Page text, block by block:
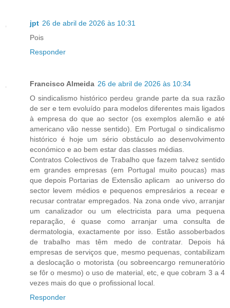
jpt 26 de abril de 2026 às 10:31
Pois
Responder
Francisco Almeida 26 de abril de 2026 às 10:34
O sindicalismo histórico perdeu grande parte da sua razão
de ser e tem evoluído para modelos diferentes mais ligados
à empresa do que ao sector (os exemplos alemão e até
americano vão nesse sentido). Em Portugal o sindicalismo
histórico é hoje um sério obstáculo ao desenvolvimento
económico e ao bem estar das classes médias.
Contratos Colectivos de Trabalho que fazem talvez sentido
em grandes empresas (em Portugal muito poucas) mas
que depois Portarias de Extensão aplicam ao universo do
sector levem médios e pequenos empresários a recear e
recusar contratar empregados. Na zona onde vivo, arranjar
um canalizador ou um electricista para uma pequena
reparação, é quase como arranjar uma consulta de
dermatologia, exactamente por isso. Estão assoberbados
de trabalho mas têm medo de contratar. Depois há
empresas de serviços que, mesmo pequenas, contabilizam
a deslocação o motorista (ou sobreencargo remuneratório
se fôr o mesmo) o uso de material, etc, e que cobram 3 a 4
vezes mais do que o profissional local.
Responder